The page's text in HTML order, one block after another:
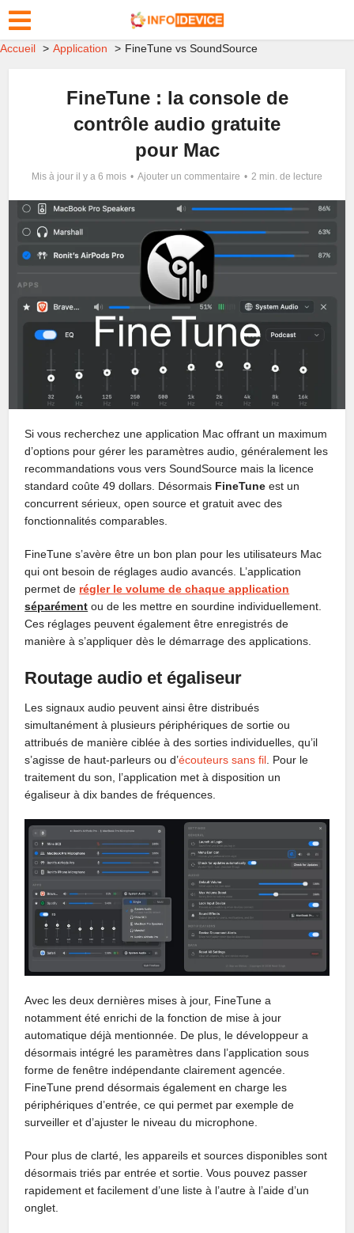
Accueil Application FineTune vs SoundSource
FineTune : la console de
contrôle audio gratuite
pour Mac
Mis à jour il y a 6 mois Ajouter un commentaire 2 min. de lecture
Si vous recherchez une application Mac offrant un maximum
d’options pour gérer les paramètres audio, généralement les
recommandations vous vers SoundSource mais la licence
standard coûte 49 dollars. Désormais FineTune est un
concurrent sérieux, open source et gratuit avec des
fonctionnalités comparables.
FineTune s’avère être un bon plan pour les utilisateurs Mac
qui ont besoin de réglages audio avancés. L’application
permet de régler le volume de chaque application
séparément ou de les mettre en sourdine individuellement.
Ces réglages peuvent également être enregistrés de
manière à s’appliquer dès le démarrage des applications.
Routage audio et égaliseur
Les signaux audio peuvent ainsi être distribués
simultanément à plusieurs périphériques de sortie ou
attribués de manière ciblée à des sorties individuelles, qu’il
s’agisse de haut-parleurs ou d’écouteurs sans fil . Pour le
traitement du son, l’application met à disposition un
égaliseur à dix bandes de fréquences.
Avec les deux dernières mises à jour, FineTune a
notamment été enrichi de la fonction de mise à jour
automatique déjà mentionnée. De plus, le développeur a
désormais intégré les paramètres dans l’application sous
forme de fenêtre indépendante clairement agencée.
FineTune prend désormais également en charge les
périphériques d’entrée, ce qui permet par exemple de
surveiller et d’ajuster le niveau du microphone.
Pour plus de clarté, les appareils et sources disponibles sont
désormais triés par entrée et sortie. Vous pouvez passer
rapidement et facilement d’une liste à l’autre à l’aide d’un
onglet.